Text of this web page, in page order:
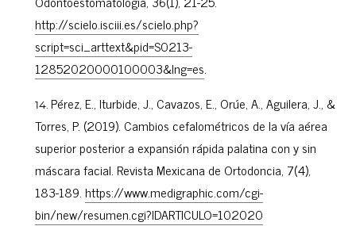
http://scielo.isciii.es/scielo.php?
script=sci_arttext&pid=S0213-
12852020000100003&lng=es.
Pérez, E., Iturbide, J., Cavazos, E., Orúe, A., Aguilera, J., &
Torres, P. (2019). Cambios cefalométricos de la vía aérea
superior posterior a expansión rápida palatina con y sin
máscara facial. Revista Mexicana de Ortodoncia, 7(4),
183-189.https://www.medigraphic.com/cgi-
bin/new/resumen.cgi?IDARTICULO=102020